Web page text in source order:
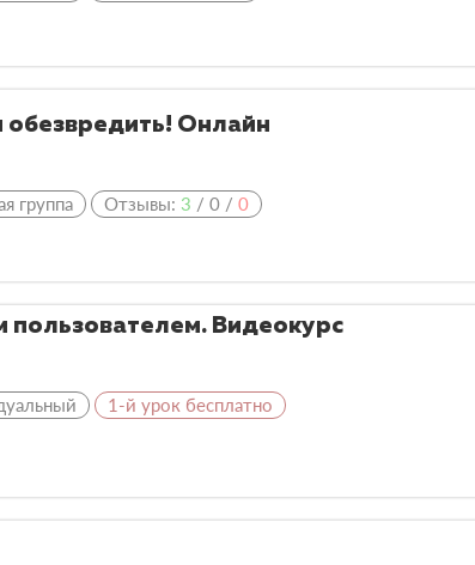
обезвредить! Онлайн
группа Отзывы: 3 / 0 / 0
Видеокурс
1-й урок бесплатно